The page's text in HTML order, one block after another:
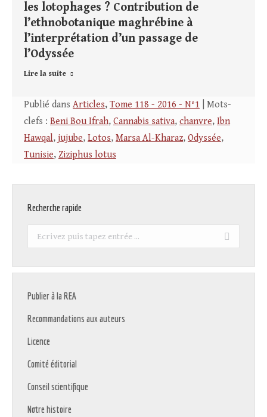
les lotophages ? Contribution de
l’ethnobotanique maghrébine à
l’interprétation d’un passage de
l’Odyssée
Lire la suite
Publié dans Articles, Tome 118 - 2016 - N°1 | Mots-
clefs : Beni Bou Ifrah, Cannabis sativa, chanvre, Ibn
Hawqal, jujube, Lotos, Marsa Al-Kharaz, Odyssée,
Tunisie, Ziziphus lotus
Recherche rapide
Recherche
Publier à la REA
Recommandations aux auteurs
Licence
Comité éditorial
Conseil scientifique
Notre histoire